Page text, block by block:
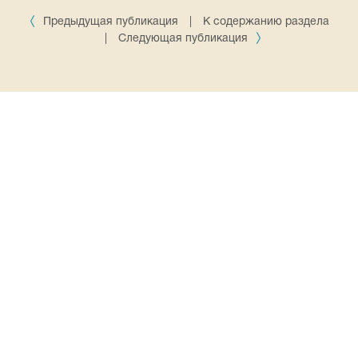
Предыдущая публикация
К содержанию раздела
Следующая публикация